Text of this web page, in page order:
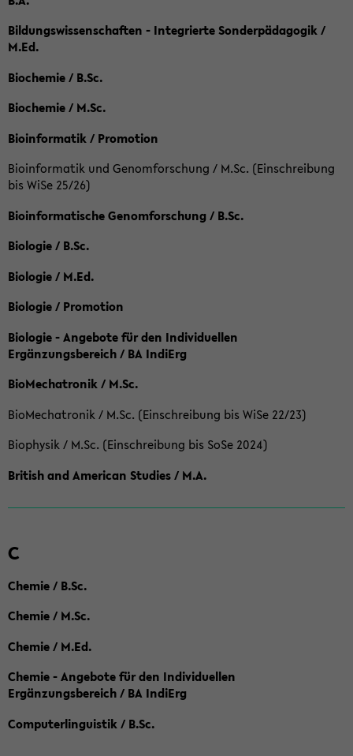
Bildungswissenschaften - Integrierte Sonderpädagogik /
M.Ed.
Biochemie / B.Sc.
Biochemie / M.Sc.
Bioinformatik / Promotion
Bioinformatik und Genomforschung / M.Sc. (Einschreibung
bis WiSe 25/26)
Bioinformatische Genomforschung / B.Sc.
Biologie / B.Sc.
Biologie / M.Ed.
Biologie / Promotion
Biologie - Angebote für den Individuellen
Ergänzungsbereich / BA IndiErg
BioMechatronik / M.Sc.
BioMechatronik / M.Sc. (Einschreibung bis WiSe 22/23)
Biophysik / M.Sc. (Einschreibung bis SoSe 2024)
British and American Studies / M.A.
C
Chemie / B.Sc.
Chemie / M.Sc.
Chemie / M.Ed.
Chemie - Angebote für den Individuellen
Ergänzungsbereich / BA IndiErg
Computerlinguistik / B.Sc.